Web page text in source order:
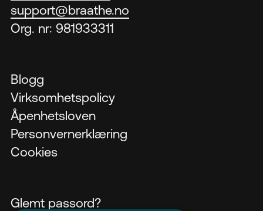
support@braathe.no
Org. nr: 981933311
Blogg
Virksomhetspolicy
Åpenhetsloven
Personvernerklæring
Cookies
Glemt passord?